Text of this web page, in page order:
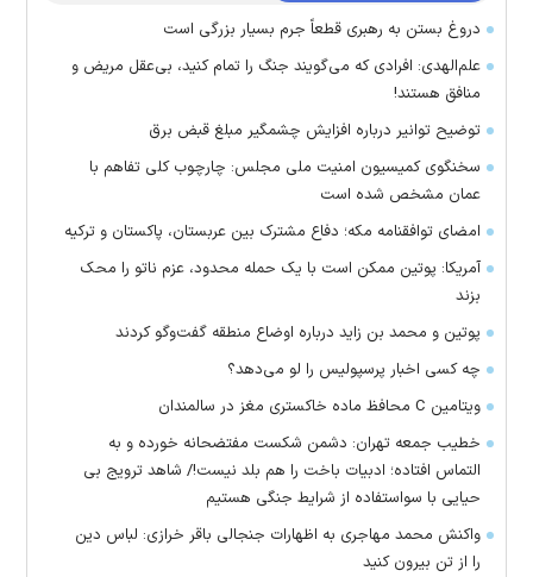
دروغ بستن به رهبری قطعاً جرم بسیار بزرگی است
علم‌الهدی: افرادی که می‌گویند جنگ را تمام کنید، بی‌عقل مریض و
منافق هستند!
توضیح توانیر درباره افزایش چشمگیر مبلغ قبض برق
سخنگوی کمیسیون امنیت ملی مجلس: چارچوب کلی تفاهم با
عمان مشخص شده است
امضای توافقنامه مکه؛ دفاع مشترک بین عربستان، پاکستان و ترکیه
آمریکا: پوتین ممکن است با یک حمله محدود، عزم ناتو را محک
بزند
پوتین و محمد بن زاید درباره اوضاع منطقه گفت‌وگو کردند
چه کسی اخبار پرسپولیس را لو می‌دهد؟
ویتامین C محافظ ماده خاکستری مغز در سالمندان
خطیب جمعه تهران: دشمن شکست مفتضحانه خورده و به
التماس افتاده؛ ادبیات باخت را هم بلد نیست!/ شاهد ترویج بی
حیایی با سواستفاده از شرایط جنگی هستیم
واکنش محمد مهاجری به اظهارات جنجالی باقر خرازی: لباس دین
را از تن بیرون کنید